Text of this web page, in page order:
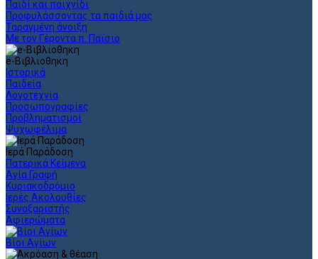
Παιδί και παιχνίδι
Προφυλάσσοντας τα παιδιά μας
Ταραγμένη άνοιξη
Με τον Γέροντα π. Παϊσιο
e-Βιβλιοθηκη
Ιστορικά
Παιδεία
Λογοτεχνία
Προσωπογραφίες
Προβληματισμοί
Ψυχωφέλιμα
Ιερά Παράδοση
Πατερικά Κείμενα
Αγία Γραφή
Κυριακοδρόμιο
Ιερές Ακολουθίες
Συναξαριστής
Αφιερώματα
Βίοι Αγίων